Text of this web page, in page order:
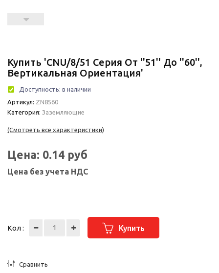
Купить 'CNU/8/51 Серия От ''51'' До ''60'',
Вертикальная Ориентация'
Доступность: в наличии
Артикул: ZN8560
Категория: Заземляющие
(Смотреть все характеристики)
Цена: 0.14 руб
Цена без учета НДС
Кол : Купить
Сравнить